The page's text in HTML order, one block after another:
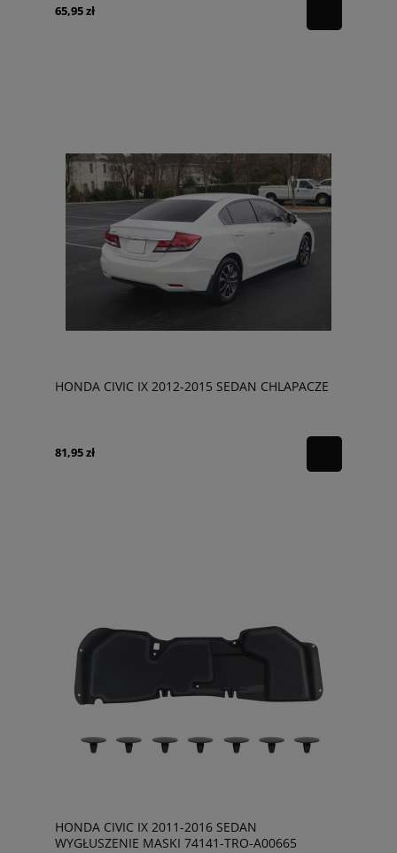
65,95 zł
HONDA CIVIC IX 2012-2015 SEDAN CHLAPACZE
81,95 zł
HONDA CIVIC IX 2011-2016 SEDAN
WYGŁUSZENIE MASKI 74141-TRO-A00665